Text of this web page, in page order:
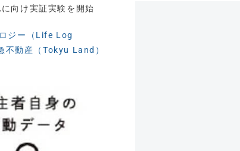
向け実証実験を開始
ジー（Life Log
不動産（Tokyu Land）